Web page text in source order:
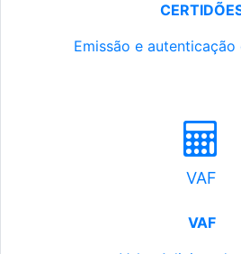
Emissão e
VAF
VAF